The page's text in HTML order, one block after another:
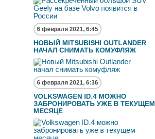
6 февраля 2021, 6:45
НОВЫЙ MITSUBISHI OUTLANDER
НАЧАЛ СНИМАТЬ КОМУФЛЯЖ
6 февраля 2021, 6:36
VOLKSWAGEN ID.4 МОЖНО
ЗАБРОНИРОВАТЬ УЖЕ В ТЕКУЩЕМ
МЕСЯЦЕ